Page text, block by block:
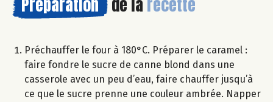
Préparation de la recette
Préchauffer le four à 180°C. Préparer le caramel :
faire fondre le sucre de canne blond dans une
casserole avec un peu d’eau, faire chauffer jusqu’à
ce que le sucre prenne une couleur ambrée. Napper